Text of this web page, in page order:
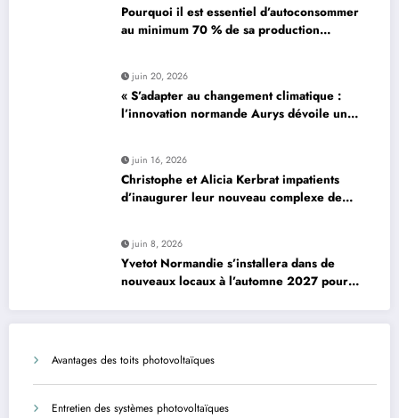
Pourquoi il est essentiel d’autoconsommer
au minimum 70 % de sa production
juin 20, 2026
« S’adapter au changement climatique :
l’innovation normande Aurys dévoile un
juin 16, 2026
Christophe et Alicia Kerbrat impatients
d’inaugurer leur nouveau complexe de
juin 8, 2026
Yvetot Normandie s’installera dans de
nouveaux locaux à l’automne 2027 pour
Avantages des toits photovoltaïques
Entretien des systèmes photovoltaïques